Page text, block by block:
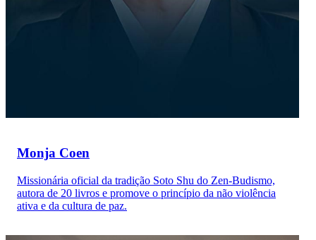
Monja Coen
Missionária oficial da tradição Soto Shu do Zen-Budismo,
autora de 20 livros e promove o princípio da não violência
ativa e da cultura de paz.